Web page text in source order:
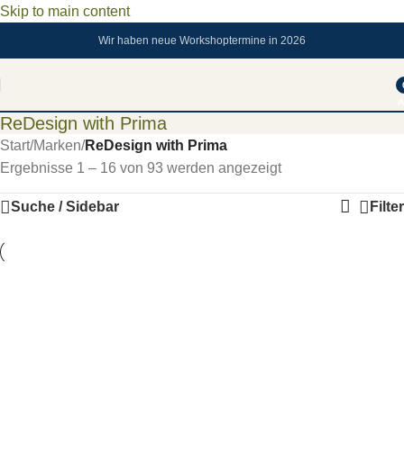
Skip to main content
Wir haben neue Workshoptermine in 2026
ReDesign with Prima
Start/Marken/ReDesign with Prima
Ergebnisse 1 – 16 von 93 werden angezeigt
Suche / Sidebar Filter